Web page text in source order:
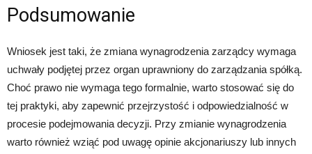
Podsumowanie
Wniosek jest taki, że zmiana wynagrodzenia zarządcy wymaga
uchwały podjętej przez organ uprawniony do zarządzania spółką.
Choć prawo nie wymaga tego formalnie, warto stosować się do
tej praktyki, aby zapewnić przejrzystość i odpowiedzialność w
procesie podejmowania decyzji. Przy zmianie wynagrodzenia
warto również wziąć pod uwagę opinie akcjonariuszy lub innych